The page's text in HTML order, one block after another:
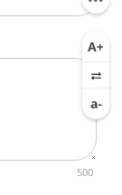
500